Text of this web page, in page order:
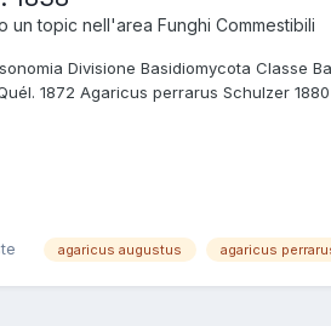
un topic nell'area Funghi Commestibili
Divisione Basidiomycota Classe
1872 Agaricus perrarus Schulzer
agaricus augustus agaricus